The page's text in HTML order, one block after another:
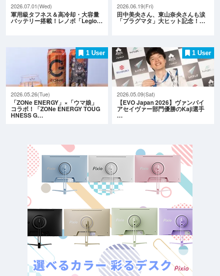
2026.07.01(Wed)
軍用級タフネス＆高冷却・大容量
バッテリー搭載！レノボ「Legio…
2026.06.19(Fri)
田中美央さん、東山奈央さんも涙
「プラグマタ」大ヒット記念！…
1 User
2026.05.26(Tue)
「ZONe ENERGY」×「ウマ娘」
コラボ！「ZONe ENERGY TOUG
HNESS G…
1 User
2026.05.09(Sat)
【EVO Japan 2026】ヴァンパイ
アセイヴァー部門優勝のKaji選手
…